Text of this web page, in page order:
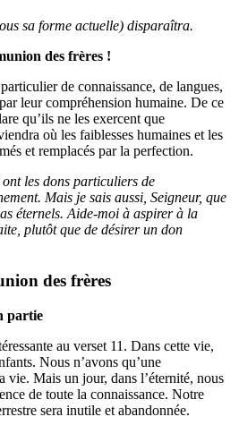
sa forme actuelle) disparaîtra.
des frères !
de connaissance, de langues,
leur compréhension humaine. De ce
qu’ils ne les exercent que
où les faiblesses humaines et les
et remplacés par la perfection.
les dons particuliers de
Mais je sais aussi, Seigneur, que
éternels. Aide-moi à aspirer à la
plutôt que de désirer un don
des frères
partie
au verset 11. Dans cette vie,
Nous n’avons qu’une
vie. Mais un jour, dans l’éternité, nous
de toute la connaissance. Notre
sera inutile et abandonnée.